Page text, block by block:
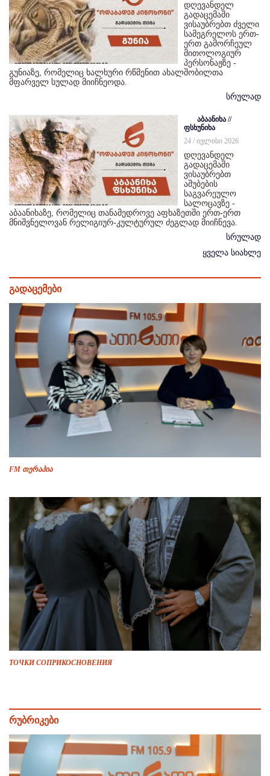
დღევანდელ
გადაცემაში
ვისაუბრებთ ძველი
სამეგრელოს ერთ-
ერთ გამორჩეულ
მითოლოგიურ
პერსონაჟზე -
გუნიაზე, რომელიც ხალხური რწმენით ახალშობილთა
მფარველ სულად მიიჩნეოდა.
სრულად
აბაანიხა //
ფსხუნიხა
24 / ივლისი 2026
დღევანდელ
გადაცემაში
ვისაუბრებთ
აშუბების
საგვარეულო
სალოცავზე -
აბაანიხაზე, რომელიც თანამედროვე აფხაზეთში ერთ-ერთ
მნიშვნელოვან რელიგიურ-კულტურულ ძეგლად მიიჩნევა.
სრულად
ყველა სიახლე
გადაცემები
FM თერაპია
ТОЧКИ СОПРИКОСНОВЕНИЯ
რუბრიკები